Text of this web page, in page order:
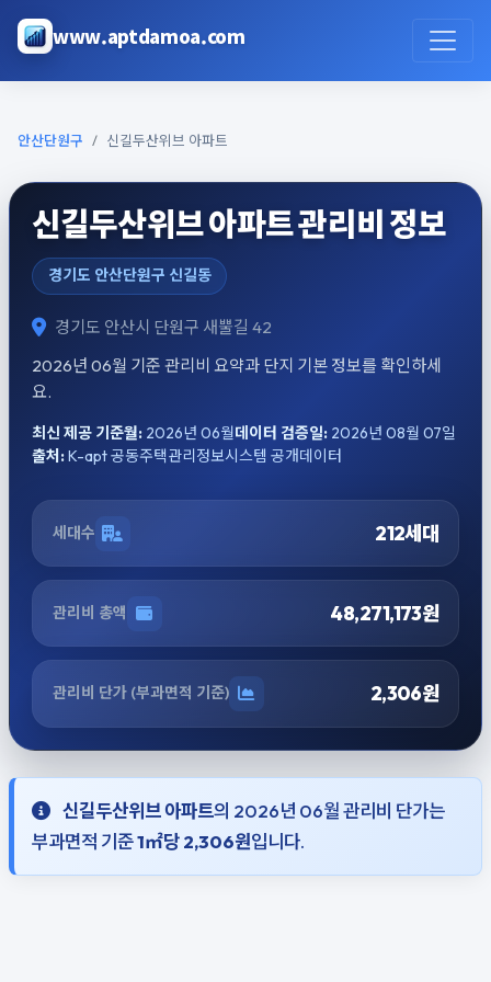
www.aptdamoa.com
안산단원구 신길두산위브 아파트
신길두산위브 아파트 관리비 정보
경기도 안산단원구 신길동
경기도 안산시 단원구 새뿔길 42
2026년 06월 기준 관리비 요약과 단지 기본 정보를 확인하세
요.
최신 제공 기준월: 2026년 06월데이터 검증일: 2026년 08월 07일
출처:K-apt 공동주택관리정보시스템 공개데이터
세대수 212세대
관리비 총액 48,271,173원
관리비 단가 (부과면적 기준) 2,306원
신길두산위브 아파트의 2026년 06월 관리비 단가는
부과면적 기준1㎡당 2,306원입니다.